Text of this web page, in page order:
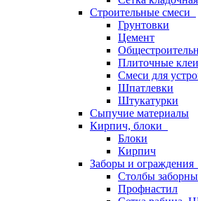
Строительные смеси
Грунтовки
Цемент
Плиточные клеи
Смеси для
Шпатлевки
Штукатурки
Сыпучие материалы
Кирпич, блоки
Блоки
Кирпич
Заборы и ограждения
Столбы
Профнастил